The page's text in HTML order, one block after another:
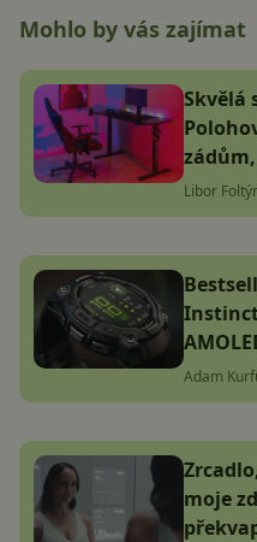
Mohlo by vás zajímat
Skvělá
zádům,
Libor
Adam
moje